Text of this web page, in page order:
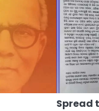
Spread